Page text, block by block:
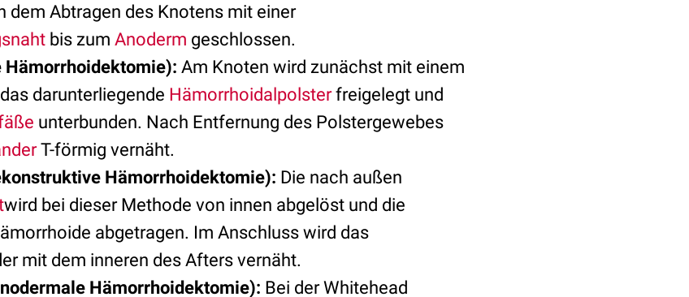
dem Abtragen des Knotens mit einer
bis zum Anoderm geschlossen.
Hämorrhoidektomie): Am Knoten wird zunächst mit einem
darunterliegende Hämorrhoidalpolsterfreigelegt und
unterbunden. Nach Entfernung des Polstergewebes
T-förmig vernäht.
Hämorrhoidektomie): Die nach außen
wird bei dieser Methode von innen abgelöst und die
abgetragen. Im Anschluss wird das
mit dem inneren des Afters vernäht.
Hämorrhoidektomie): Bei der Whitehead